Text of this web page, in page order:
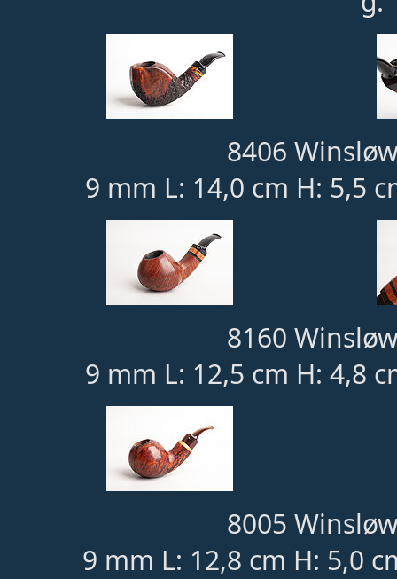
8406
9 mm L: 14,0 cm H: 5,5
8160
9 mm L: 12,5 cm H: 4,8
8005
9 mm L: 12,8 cm H: 5,0